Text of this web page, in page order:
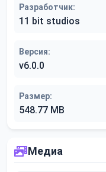
Разработчик:
11 bit studios
Версия:
v6.0.0
Размер:
548.77 MB
Медиа